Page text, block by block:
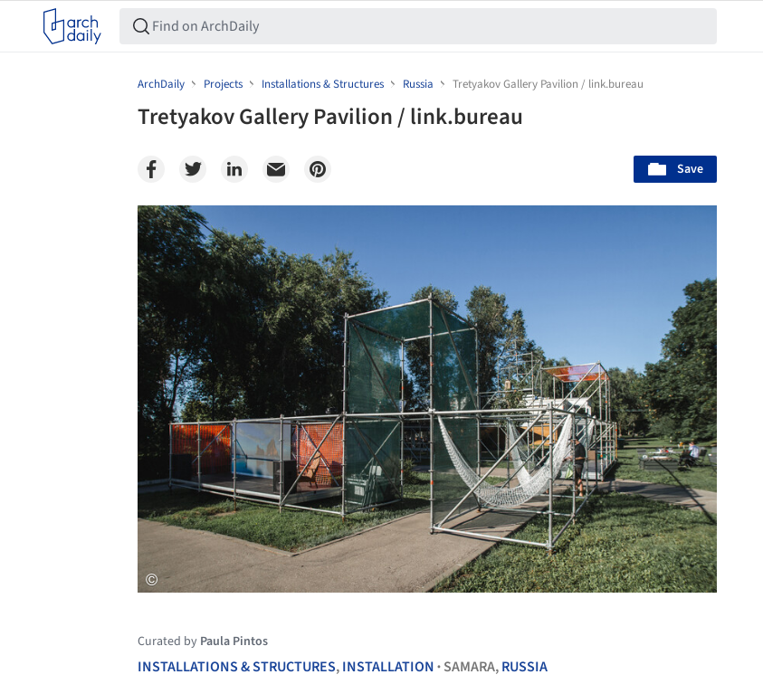
ArchDaily Projects Installations & Structures Russia Tretyakov Gallery Pavilion / link.bureau
Tretyakov Gallery Pavilion / link.bureau
Save
Save this picture!
Curated by Paula Pintos
INSTALLATIONS & STRUCTURES,INSTALLATION • SAMARA,RUSSIA